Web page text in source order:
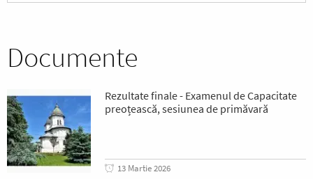
Documente
Rezultate finale - Examenul de Capacitate
preoțească, sesiunea de primăvară
13 Martie 2026